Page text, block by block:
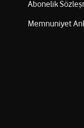
Abonelik
Memnuniyet